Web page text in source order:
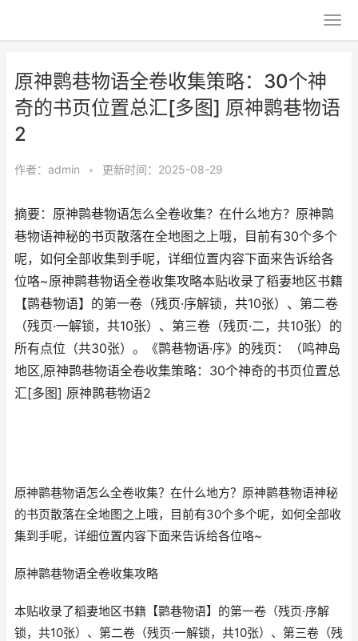
原神鹮巷物语全卷收集策略：30个神
奇的书页位置总汇[多图] 原神鹮巷物语
2
作者： admin • 更新时间：2025-08-29
摘要：原神鹮巷物语怎么全卷收集？在什么地方？原神鹮
巷物语神秘的书页散落在全地图之上哦，目前有30个多个
呢，如何全部收集到手呢，详细位置内容下面来告诉给各
位咯~原神鹮巷物语全卷收集攻略本贴收录了稻妻地区书籍
【鹮巷物语】的第一卷（残页·序解锁，共10张）、第二卷
（残页·一解锁，共10张）、第三卷（残页·二，共10张）的
所有点位（共30张）。《鹮巷物语·序》的残页：（鸣神岛
地区,原神鹮巷物语全卷收集策略：30个神奇的书页位置总
汇[多图] 原神鹮巷物语2
原神鹮巷物语怎么全卷收集？在什么地方？原神鹮巷物语神秘
的书页散落在全地图之上哦，目前有30个多个呢，如何全部收
集到手呢，详细位置内容下面来告诉给各位咯~
原神鹮巷物语全卷收集攻略
本贴收录了稻妻地区书籍【鹮巷物语】的第一卷（残页·序解
锁，共10张）、第二卷（残页·一解锁，共10张）、第三卷（残